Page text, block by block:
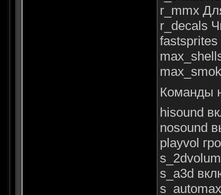
r_mmx
r_decals
Команды
hisound
nosound
playvol
s_a3d